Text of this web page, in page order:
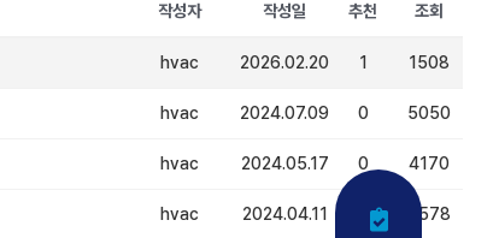
작성자 작성일 추천 조회
hvac 2026.02.20 1 1508
hvac 2024.07.09 0 5050
hvac 2024.05.17 0 4170
hvac 2024.04.11 3578